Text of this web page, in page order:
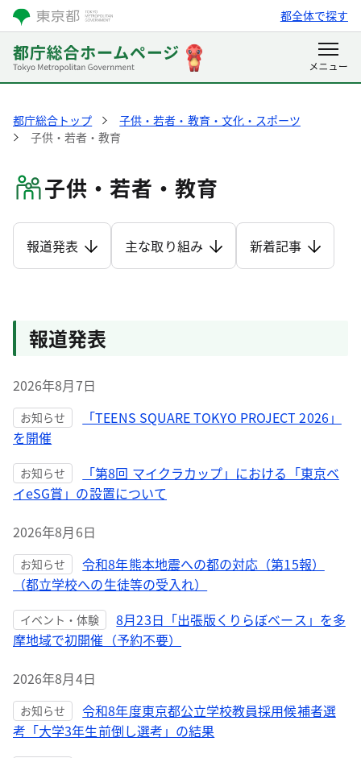
都全体で探す
都庁総合トップ
子供・若者・教育・文化・スポーツ
子供・若者・教育
子供・若者・教育
報道発表 主な取り組み 新着記事
報道発表
2026年8月7日
お知らせ
「TEENS SQUARE TOKYO PROJECT 2026」
を開催
お知らせ
「第8回 マイクラカップ」における「東京ベ
イeSG賞」の設置について
2026年8月6日
お知らせ
令和8年熊本地震への都の対応（第15報）
（都立学校への生徒等の受入れ）
イベント・体験
8月23日「出張版くりらぼベース」を多
摩地域で初開催（予約不要）
2026年8月4日
お知らせ
令和8年度東京都公立学校教員採用候補者選
考「大学3年生前倒し選考」の結果